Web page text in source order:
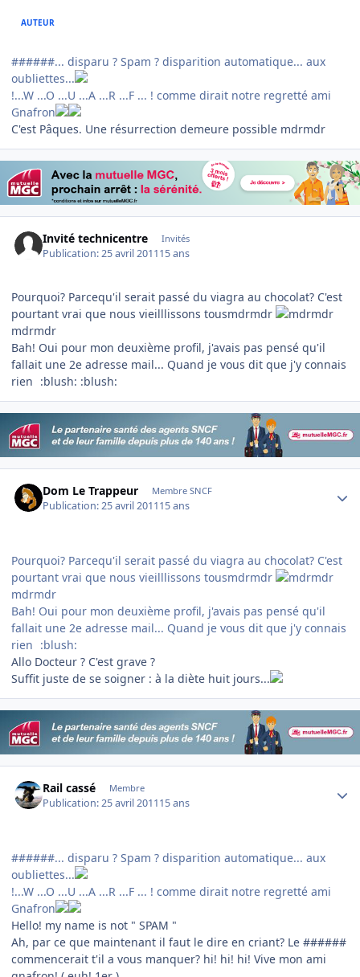
AUTEUR
######... disparu ? Spam ? disparition automatique... aux
oubliettes...
!...W ...O ...U ...A ...R ...F ... ! comme dirait notre regretté ami
Gnafron
C'est Pâques. Une résurrection demeure possible mdrmdr
Invité technicentre Invités
Publication:25 avril 201115 ans
Pourquoi? Parcequ'il serait passé du viagra au chocolat? C'est
pourtant vrai que nous vieilllissons tousmdrmdr
mdrmdr
Bah! Oui pour mon deuxième profil, j'avais pas pensé qu'il
fallait une 2e adresse mail... Quand je vous dit que j'y connais
rien :blush: :blush:
Dom Le Trappeur Membre SNCF
Publication:25 avril 201115 ans
Pourquoi? Parcequ'il serait passé du viagra au chocolat? C'est
pourtant vrai que nous vieilllissons tousmdrmdr
mdrmdr
Bah! Oui pour mon deuxième profil, j'avais pas pensé qu'il
fallait une 2e adresse mail... Quand je vous dit que j'y connais
rien :blush:
Allo Docteur ? C'est grave ?
Suffit juste de se soigner : à la diète huit jours...
Rail cassé Membre
Publication:25 avril 201115 ans
######... disparu ? Spam ? disparition automatique... aux
oubliettes...
!...W ...O ...U ...A ...R ...F ... ! comme dirait notre regretté ami
Gnafron
Hello! my name is not " SPAM "
Ah, par ce que maintenant il faut le dire en criant? Le ######
commencerait t'il a vous manquer? hi! hi! hi! Vive mon ami